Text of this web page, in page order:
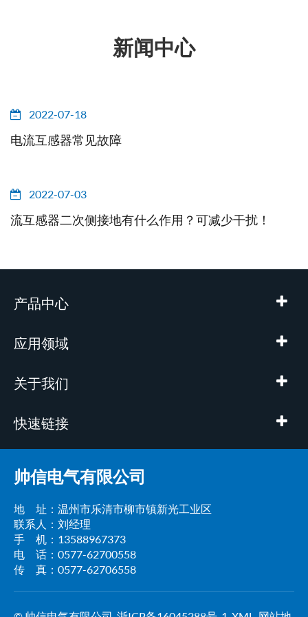
新闻中心
2022-07-18
电流互感器常见故障
2022-07-03
流互感器二次侧接地有什么作用？可减少干扰！
产品中心
应用领域
关于我们
快速链接
帅信电气有限公司
地 址：温州市乐清市柳市镇新光工业区
联系人：刘经理
手 机：13588967373
电 话：0577-62700558
传 真：0577-62706558